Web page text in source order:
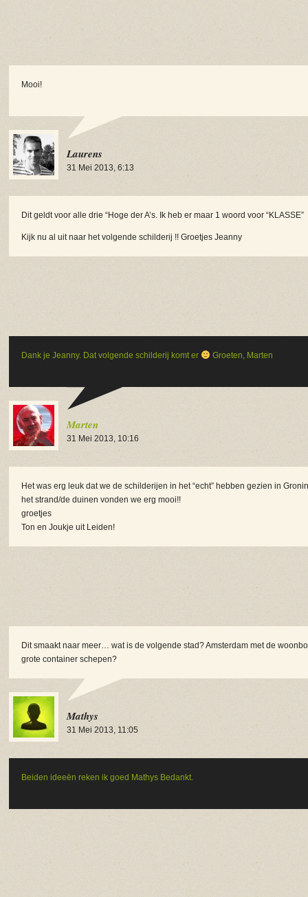
Mooi!
Laurens
31 Mei 2013, 6:13
Dit geldt voor alle drie “Hoge der A’s. Ik heb er maar 1 woord voor “KLASSE”
Kijk nu al uit naar het volgende schilderij !! Groetjes Jeanny
Dank je Jeanny. Dat volgende schilderij komt er Groeten, Marten
Marten
31 Mei 2013, 10:16
Het was erg leuk dat we de schilderijen in het “echt” hebben gezien in
het strand/de duinen vonden we erg mooi!!
groetjes
Ton en Joukje uit Leiden!
Dit smaakt naar meer… wat is de volgende stad? Amsterdam met de
grote container schepen?
Mathys
31 Mei 2013, 11:05
Beiden ideeën reken ik goed Mathys Bedankt.